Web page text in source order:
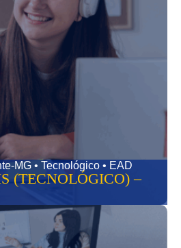
Santo Antônio do Monte-MG • Tecnológico • EAD
(TECNOLÓGICO) –